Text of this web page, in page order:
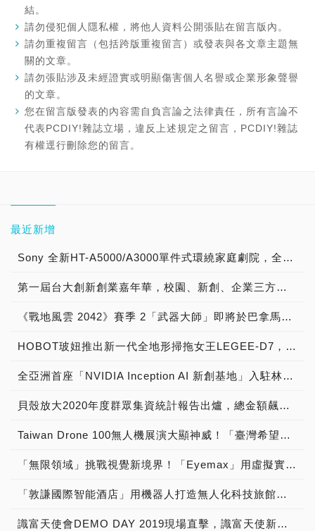
結。
請勿侵犯個人隱私權，將他人資料公開張貼在留言版內。
請勿重複留言（包括跨版重複留言）或發表與各文章主題無
關的文章。
請勿張貼涉及未經證實或明顯傷害個人名譽或企業形象聲譽
的文章。
您在留言版發表的內容需自負言論之法律責任，所有言論不
代表PCDIY!雜誌立場，違反上述規定之留言，PCDIY!雜誌
有權逕行刪除您的留言。
最近新增
Sony 全新HT-A5000/A3000單件式環繞家庭劇院，全景聲規格 x 360度立體環繞音效，輕巧設計實現專屬震撼影音空間
第一屆台大創新創業嘉年華，校園、新創、企業三方共築創新生態圈
《戰地風雲 2042》賽季 2「武器大師」即將於巴拿馬展開
HOBOT玻妞推出新一代全地形掃拖女王LEGEE-D7，全新先吸後掃 不纏毛髮 掃拖升級更有感
全亞洲首座「NVIDIA Inception AI 新創基地」入駐林口新創園，攜手經濟部中小企業處與資策會共同培育台灣優秀的人工智慧新創公司，鏈結產業以提供全方位技術支援與輔導，加速新創公司落地應用
貝殼放大2020年度群眾集資統計報告出爐，總金額飆破25億元 超過100萬人次參與，代理型產品大軍壓境 為台灣發聲成為年度亮點
Taiwan Drone 100無人機展演大顯神威！「臺灣希望創新」正港台灣之光，「無人機 研發x群飛x教育」未來商機無可限量！
「無限領域」挑戰視覺新境界！「Eyemax」用虛擬實境顛覆電競世界，搶攻教育市場 展現台灣人軟實力與硬底子！
「敦謙國際智能酒店」用機器人打造無人化科技旅館！從Hotel業發展成為HoTech業，實現機器人旅店台灣之光！
識富天使會DEMO DAY 2019現場直擊，識富天使新創加速計畫啟動夢想成真之旅！